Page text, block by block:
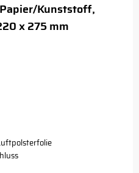
Kunststoff,
x 275 mm